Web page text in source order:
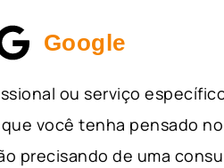
Google
ou serviço
você tenha pensado no
precisando de uma